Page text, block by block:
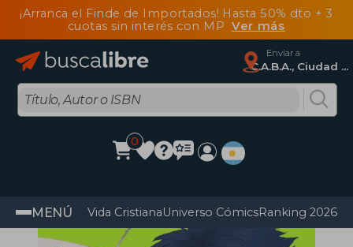
¡Arranca el Finde de Importados! Hasta 50% dto + 3
cuotas sin interés con MP Ver más
Enviar a
C.A.B.A., Ciudad Autónoma De Buenos Aires
0
MENÚ Vida CristianaUniverso CómicsRanking 2026